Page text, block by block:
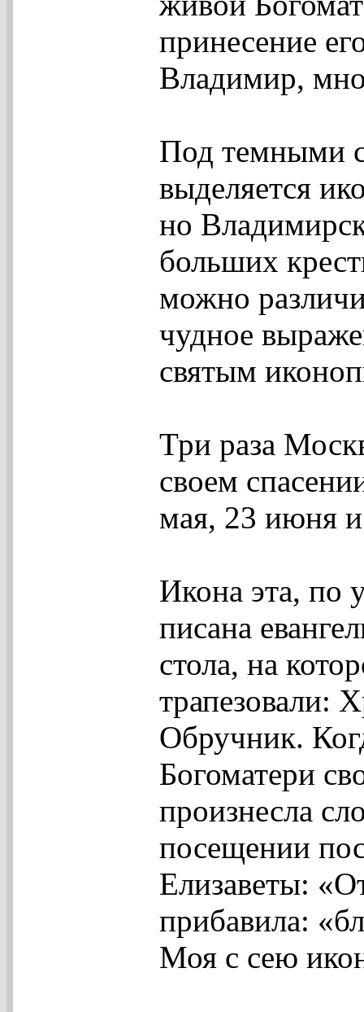
принесение
Владимир,
Под темными
выделяется
но
больших
можно
чудное
святым
Три раза
своем
мая, 23 июня и
Икона эта, по
писана
стола, на
трапезовали:
Обручник.
Богоматери
произнесла
посещении
Елизаветы:
прибавила:
Моя с сею